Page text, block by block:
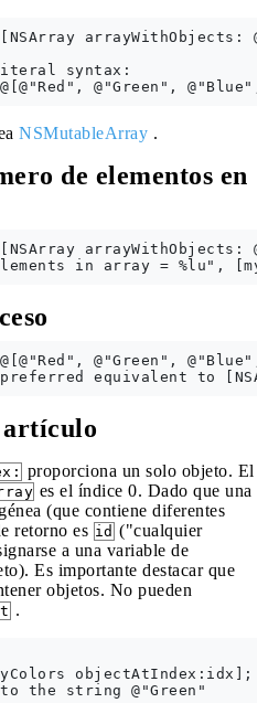
arrayWithObjects:
syntax:
NSMutableArray .
de elementos en
arrayWithObjects:
@"Green", @"Blue",
artículo
proporciona un solo objeto. El
es el índice 0. Dado que una
(que contiene diferentes
retorno es id ("cualquier
a una variable de
Es importante destacar que
objetos. No pueden
.
objectAtIndex:idx];